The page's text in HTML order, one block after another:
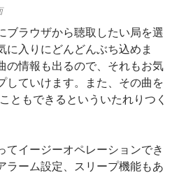
ブラウザから聴取したい局を選
に入りにどんどんぶち込めま
の情報も出るので、それもお気
していけます。また、その曲を
ともできるといういたれりつく
てイージーオペレーションでき
ラーム設定、スリープ機能もあ